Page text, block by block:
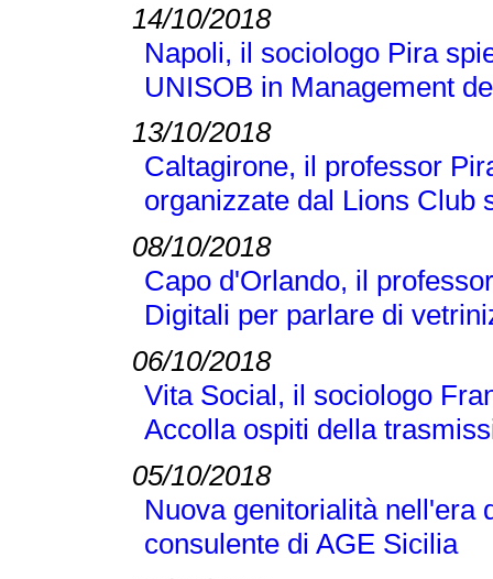
14/10/2018
Napoli, il sociologo Pira
UNISOB in Management
13/10/2018
Caltagirone, il professor
organizzate dal Lions Club
08/10/2018
Capo d'Orlando, il
Digitali per parlare di
06/10/2018
Vita Social, il sociologo
Accolla ospiti della
05/10/2018
Nuova genitorialità nell'era
consulente di AGE Sicilia